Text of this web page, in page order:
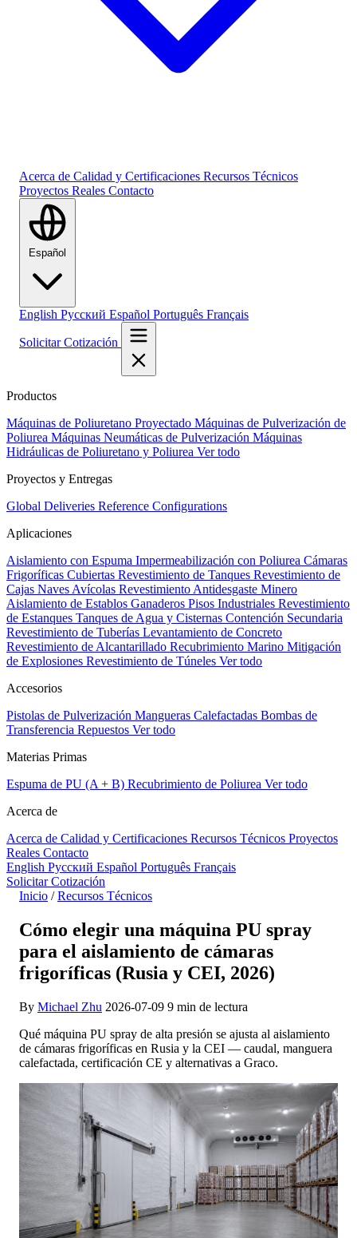
Acerca de Calidad y Certificaciones Recursos Técnicos
Proyectos Reales Contacto
English Русский Español Português Français
Solicitar Cotización
Productos
Máquinas de Poliuretano Proyectado Máquinas de Pulverización de
Poliurea Máquinas Neumáticas de Pulverización Máquinas
Hidráulicas de Poliuretano y Poliurea Ver todo
Proyectos y Entregas
Global Deliveries Reference Configurations
Aplicaciones
Aislamiento con Espuma Impermeabilización con Poliurea Cámaras
Frigoríficas Cubiertas Revestimiento de Tanques Revestimiento de
Cajas Naves Avícolas Revestimiento Antidesgaste Minero
Aislamiento de Establos Ganaderos Pisos Industriales Revestimiento
de Estanques Tanques de Agua y Cisternas Contención Secundaria
Revestimiento de Tuberías Levantamiento de Concreto
Revestimiento de Alcantarillado Recubrimiento Marino Mitigación
de Explosiones Revestimiento de Túneles Ver todo
Accesorios
Pistolas de Pulverización Mangueras Calefactadas Bombas de
Transferencia Repuestos Ver todo
Materias Primas
Espuma de PU (A + B) Recubrimiento de Poliurea Ver todo
Acerca de
Acerca de Calidad y Certificaciones Recursos Técnicos Proyectos
Reales Contacto
English Русский Español Português Français
Solicitar Cotización
Inicio / Recursos Técnicos
Cómo elegir una máquina PU spray
para el aislamiento de cámaras
frigoríficas (Rusia y CEI, 2026)
By Michael Zhu 2026-07-09 9 min de lectura
Qué máquina PU spray de alta presión se ajusta al aislamiento
de cámaras frigoríficas en Rusia y la CEI — caudal, manguera
calefactada, certificación CE y alternativas a Graco.